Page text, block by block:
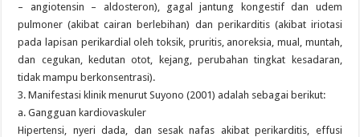
– angiotensin – aldosteron), gagal jantung kongestif dan udem
pulmoner (akibat cairan berlebihan) dan perikarditis (akibat iriotasi
pada lapisan perikardial oleh toksik, pruritis, anoreksia, mual, muntah,
dan cegukan, kedutan otot, kejang, perubahan tingkat kesadaran,
tidak mampu berkonsentrasi).
3. Manifestasi klinik menurut Suyono (2001) adalah sebagai berikut:
a. Gangguan kardiovaskuler
Hipertensi, nyeri dada, dan sesak nafas akibat perikarditis, effusi